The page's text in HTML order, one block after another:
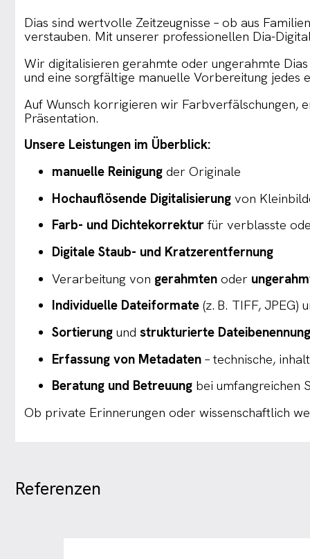
Dias sind wertvolle Zeitzeugnisse – ob aus
verstauben. Mit unserer professionellen Dia-
Wir digitalisieren gerahmte oder ungerahmte
und eine sorgfältige manuelle Vorbereitung jedes
Auf Wunsch korrigieren wir Farbverfälschungen,
Präsentation.
Unsere Leistungen im Überblick:
manuelle Reinigungder Originale
Hochauflösende Digitalisierung von
Farb- und Dichtekorrekturfür verblasste
Digitale Staub- und Kratzerentfernung
Verarbeitung von gerahmten oder
Individuelle Dateiformate (z. B. TIFF, JPEG)
Sortierung undstrukturierte
Erfassung von Metadaten – technische,
Beratung und Betreuung bei umfangreichen
Ob private Erinnerungen oder wissenschaftlich
Referenzen